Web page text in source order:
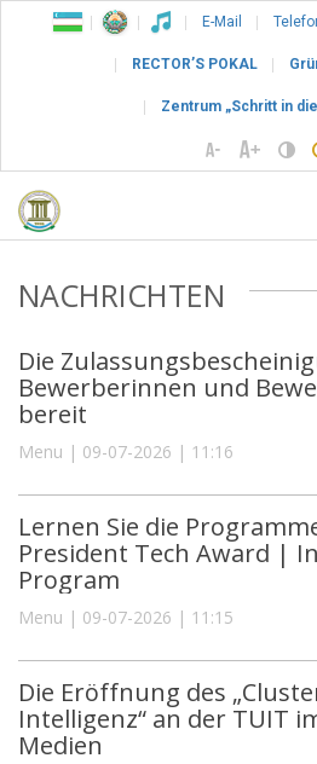
E-Mail
RECTOR’S POKAL
Zentrum „Schritt in
NACHRICHTEN
Die
Bewerberinnen und
bereit
Menu | 09-07-2026 | 11:16
Lernen Sie die
President Tech Award |
Program
Menu | 09-07-2026 | 11:15
Die Eröffnung des
Intelligenz“ an der TUIT
Medien